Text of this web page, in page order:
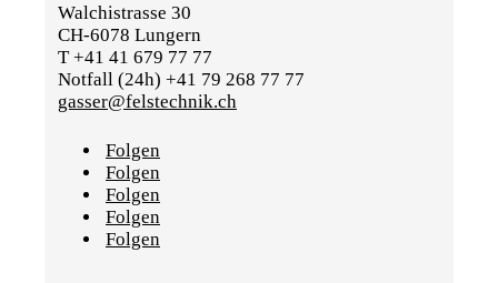
Walchistrasse 30
CH-6078 Lungern
T +41 41 679 77 77
Notfall (24h) +41 79 268 77 77
gasser@felstechnik.ch
Folgen
Folgen
Folgen
Folgen
Folgen